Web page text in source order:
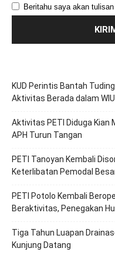
Beritahu saya akan
KUD Perintis Bantah
Aktivitas Berada dalam
Aktivitas PETI Diduga Kian
APH Turun Tangan
PETI Tanoyan Kembali
Keterlibatan Pemodal
PETI Potolo Kembali
Beraktivitas, Penegakan
Tiga Tahun Luapan
Kunjung Datang